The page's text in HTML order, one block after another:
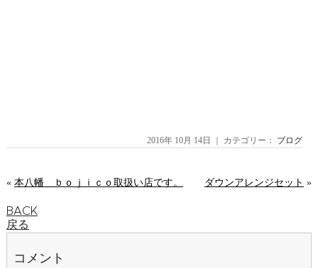
2016年 10月 14日 ｜ カテゴリー： ブログ
« 本八幡 ｂｏｊｉｃｏ取扱い店です。 ダウンアレンジセット »
BACK
戻る
コメント